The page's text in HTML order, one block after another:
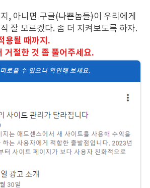
, 아니면 구글(나쁜놈들)이 우리에게
잘 모르겠다. 좀 더 지켜보도록 하자.
용될 때까지.
거절한 것 좀 풀어주세요.